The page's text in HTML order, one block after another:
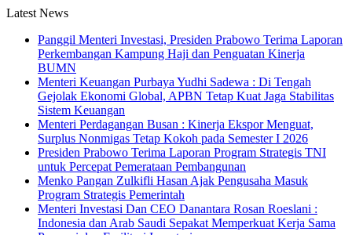
Latest News
Panggil Menteri Investasi, Presiden Prabowo Terima Laporan
Perkembangan Kampung Haji dan Penguatan Kinerja
BUMN
Menteri Keuangan Purbaya Yudhi Sadewa : Di Tengah
Gejolak Ekonomi Global, APBN Tetap Kuat Jaga Stabilitas
Sistem Keuangan
Menteri Perdagangan Busan : Kinerja Ekspor Menguat,
Surplus Nonmigas Tetap Kokoh pada Semester I 2026
Presiden Prabowo Terima Laporan Program Strategis TNI
untuk Percepat Pemerataan Pembangunan
Menko Pangan Zulkifli Hasan Ajak Pengusaha Masuk
Program Strategis Pemerintah
Menteri Investasi Dan CEO Danantara Rosan Roeslani :
Indonesia dan Arab Saudi Sepakat Memperkuat Kerja Sama